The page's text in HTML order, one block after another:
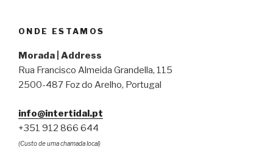
ONDE ESTAMOS
Morada | Address
Rua Francisco Almeida Grandella, 115
2500-487 Foz do Arelho, Portugal
info@intertidal.pt
+351 912 866 644
(Custo de uma chamada local)